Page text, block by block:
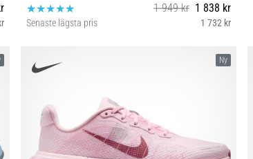
1 949 kr 1 838 kr
Senaste lägsta pris 1 732 kr
Ny